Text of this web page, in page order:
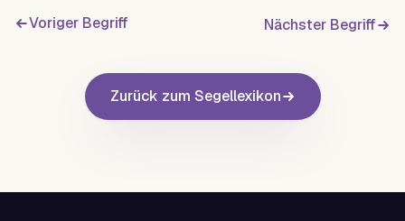
Voriger Begriff Nächster Begriff
Zurück zum Segellexikon